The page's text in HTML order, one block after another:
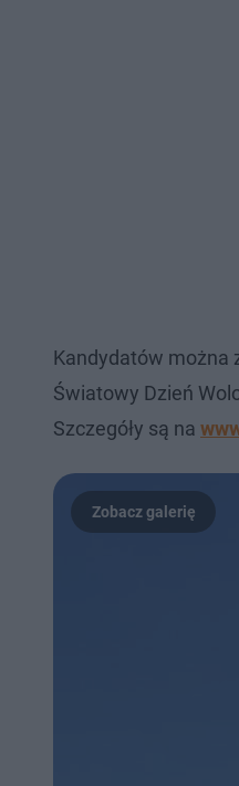
Kandydatów można
Światowy Dzień
Szczegóły są na